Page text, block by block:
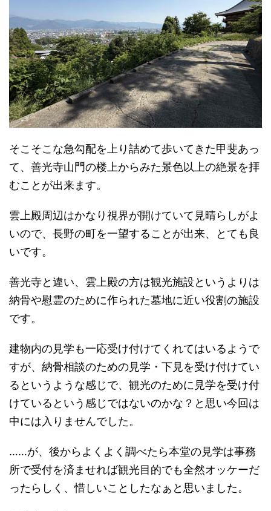
そこそこな急勾配を上り詰めて歩いてきた甲斐あっ
て、善光寺山門の楼上からみた景色以上の絶景を拝
むことが出来ます。
雲上殿周辺はかなり視界が開けていて見晴らしがよ
いので、長野の町を一望することが出来、とても良
いです。
善光寺と違い、雲上殿の方は観光施設というよりは
納骨や慰霊のために作られた墓地に近い役割の施設
です。
建物内の見学も一応受け付けてくれてはいるようで
すが、納骨相談のための見学・下見を受け付けてい
るというような感じで、観光のために見学を受け付
けているという感じではないのかな？と思い今回は
中には入りませんでした。
……が、後からよくよく調べたら本堂の見学は事務
所で受付を済ませれば観光目的でも全然オッケーだ
ったらしく、惜しいことしたなぁと思いました。